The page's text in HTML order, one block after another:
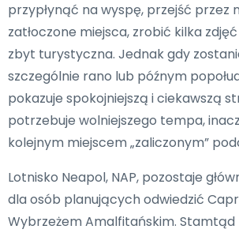
przypłynąć na wyspę, przejść przez
zatłoczone miejsca, zrobić kilka
zbyt turystyczna. Jednak gdy
szczególnie rano lub późnym
pokazuje spokojniejszą i ciekawszą
potrzebuje wolniejszego tempa,
kolejnym miejscem „zaliczonym”
Lotnisko Neapol, NAP, pozostaje
dla osób planujących odwiedzić
Wybrzeżem Amalfitańskim. Stamtąd